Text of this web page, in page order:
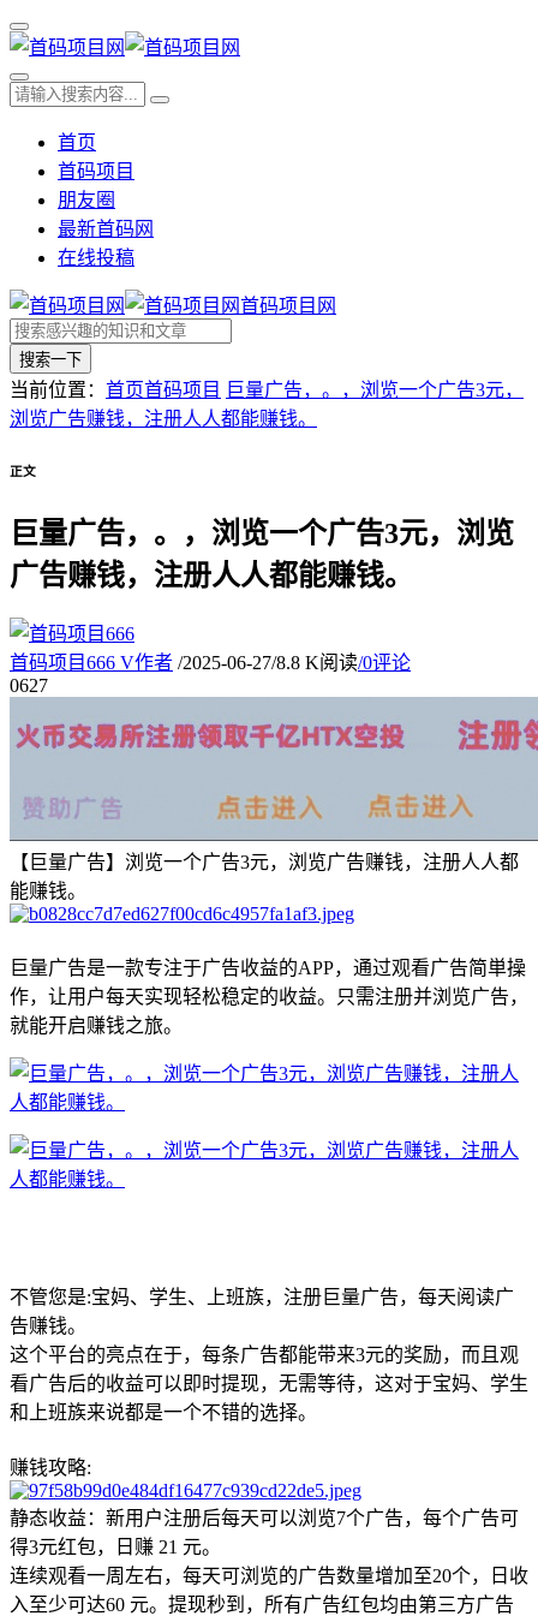
首页
首码项目
朋友圈
最新首码网
在线投稿
首码项目网
搜索一下
当前位置： 首页首码项目 巨量广告，。，浏览一个广告3元，
浏览广告赚钱，注册人人都能赚钱。
正文
巨量广告，。，浏览一个广告3元，浏览
广告赚钱，注册人人都能赚钱。
首码项目666 V作者 /2025-06-27/8.8 K阅读/0评论
0627
【巨量广告】浏览一个广告3元，浏览广告赚钱，注册人人都
能赚钱。
巨量广告是一款专注于广告收益的APP，通过观看广告简単操
作，让用户每天实现轻松稳定的收益。只需注册并浏览广告，
就能开启赚钱之旅。
不管您是:宝妈、学生、上班族，注册巨量广告，每天阅读广
告赚钱。
这个平台的亮点在于，每条广告都能带来3元的奖励，而且观
看广告后的收益可以即时提现，无需等待，这对于宝妈、学生
和上班族来说都是一个不错的选择。
赚钱攻略:
静态收益：新用户注册后每天可以浏览7个广告，每个广告可
得3元红包，日赚 21 元。
连续观看一周左右，每天可浏览的广告数量增加至20个，日收
入至少可达60 元。提现秒到，所有广告红包均由第三方广告